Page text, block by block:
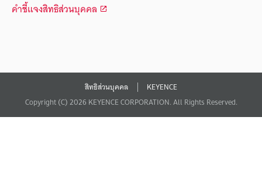
คำชี้แจงสิทธิส่วนบุคคล
สิทธิส่วนบุคคล
KEYENCE
Copyright (C) 2026 KEYENCE CORPORATION. All Rights Reserved.